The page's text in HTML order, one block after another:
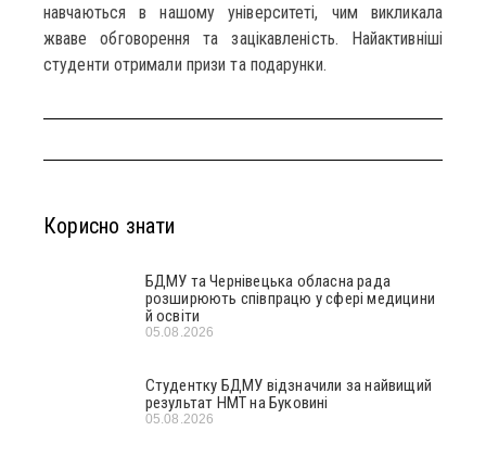
навчаються в нашому університеті, чим викликала
жваве обговорення та зацікавленість. Найактивніші
студенти отримали призи та подарунки.
Корисно знати
БДМУ та Чернівецька обласна рада
розширюють співпрацю у сфері медицини
й освіти
05.08.2026
Студентку БДМУ відзначили за найвищий
результат НМТ на Буковині
05.08.2026